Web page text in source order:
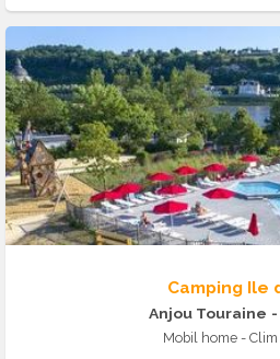
Camping Ile
Anjou Touraine
Mobil home - Clim